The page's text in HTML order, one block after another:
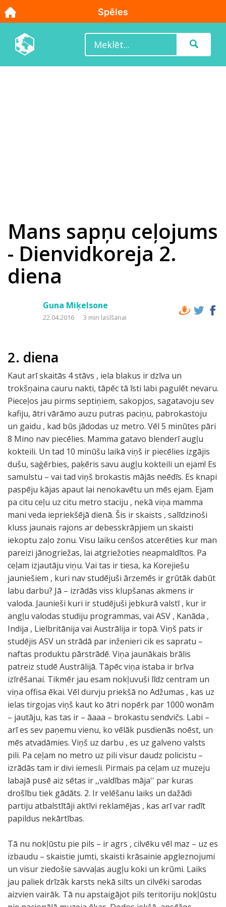
Mans sapņu ceļojums
- Dienvidkoreja 2.
diena
Guna Miķelsone
22.04.2016 3 min lasīšanai
2. diena
Kaut arī skaitās 4 stāvs , iela blakus ir dzīva un
trokšņaina cauru nakti, tāpēc tā īsti labi pagulēt nevaru.
Pieceļos jau pirms septiņiem, sakopjos, sagatavoju sev
kafiju, ātri vārāmo auzu putras paciņu, pabrokastoju
un gaidu , kad būs jādodas uz metro. Vēl 5 minūtes pāri
8 Mino nav piecēlies. Mamma gatavo blenderī augļu
kokteili. Un tad 10 minūšu laikā viņš ir piecēlies izgājis
dušu, saģērbies, paķēris savu augļu kokteili un ejam! Es
samulstu – vai tad viņš brokastis mājās neēdīs. Es knapi
paspēju kājas apaut lai nenokavētu un mēs ejam. Ejam
pa citu ceļu uz citu metro staciju , nekā viņa mamma
mani veda iepriekšējā dienā. Šis ir skaists , salīdzinoši
kluss jaunais rajons ar debesskrāpjiem un skaisti
iekoptu zaļo zonu. Visu laiku cenšos atcerēties kur man
pareizi jānogriežas, lai atgriežoties neapmaldītos. Pa
ceļam izjautāju viņu. Vai tas ir tiesa, ka Korejiešu
jauniešiem , kuri nav studējuši ārzemēs ir grūtāk dabūt
labu darbu? Jā – izrādās viss klupšanas akmens ir
valoda. Jaunieši kuri ir studējuši jebkurā valstī , kur ir
angļu valodas studiju programmas, vai ASV , Kanāda ,
Indija , Lielbritānija vai Austrālija ir topā. Viņš pats ir
studējis ASV un strādā par inženieri cik es sapratu –
naftas produktu pārstrādē. Viņa jaunākais brālis
patreiz studē Austrālijā. Tāpēc viņa istaba ir brīva
izīrēšanai. Tikmēr jau esam nokļuvuši līdz centram un
viņa offisa ēkai. Vēl durvju priekšā no Adžumas , kas uz
ielas tirgojas viņš kaut ko ātri nopērk par 1000 wonām
– jautāju, kas tas ir – āaaa – brokastu sendvičs. Labi –
arī es sev paņemu vienu, ko vēlāk pusdienās noēst, un
mēs atvadāmies. Viņš uz darbu , es uz galveno valsts
pili. Pa ceļam no metro uz pili visur daudz policistu –
izrādās tam ir divi iemesli. Pirmais pa ceļam uz muzeju
labajā pusē aiz sētas ir ,,valdības māja'' par kuras
drošību tiek gādāts. 2. Ir velēšanu laiks un dažādi
partiju atbalstītāji aktīvi reklamējas , kas arī var radīt
papildus nekārtības.
Tā nu nokļūstu pie pils – ir agrs , cilvēku vēl maz – uz es
izbaudu – skaistie jumti, skaisti krāsainie apgleznojumi
un visur ziedošie savvaļas augļu koki un krūmi. Laiks
jau paliek drīzāk karsts nekā silts un cilvēki sarodas
aizvien vairāk. Tā nu apstaigājot pils teritoriju nokļūstu